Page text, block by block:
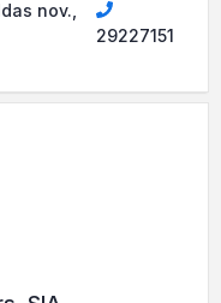
nov.,
29227151